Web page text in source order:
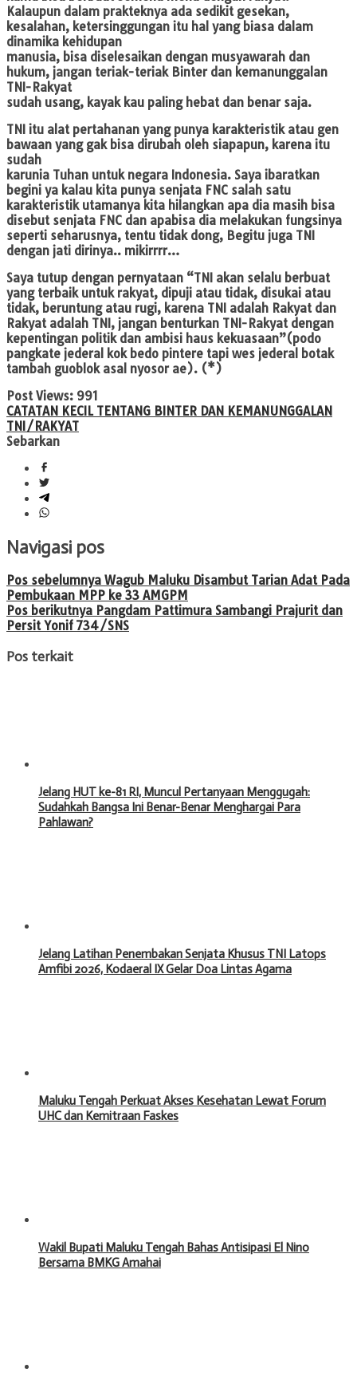
Kalaupun dalam prakteknya ada sedikit gesekan,
kesalahan, ketersinggungan itu hal yang biasa dalam
dinamika kehidupan
manusia, bisa diselesaikan dengan musyawarah dan
hukum, jangan teriak-teriak Binter dan kemanunggalan
TNI-Rakyat
sudah usang, kayak kau paling hebat dan benar saja.
TNI itu alat pertahanan yang punya karakteristik atau gen
bawaan yang gak bisa dirubah oleh siapapun, karena itu
sudah
karunia Tuhan untuk negara Indonesia. Saya ibaratkan
begini ya kalau kita punya senjata FNC salah satu
karakteristik utamanya kita hilangkan apa dia masih bisa
disebut senjata FNC dan apabisa dia melakukan fungsinya
seperti seharusnya, tentu tidak dong, Begitu juga TNI
dengan jati dirinya.. mikirrrr…
Saya tutup dengan pernyataan “TNI akan selalu berbuat
yang terbaik untuk rakyat, dipuji atau tidak, disukai atau
tidak, beruntung atau rugi, karena TNI adalah Rakyat dan
Rakyat adalah TNI, jangan benturkan TNI-Rakyat dengan
kepentingan politik dan ambisi haus kekuasaan”(podo
pangkate jederal kok bedo pintere tapi wes jederal botak
tambah guoblok asal nyosor ae). (*)
Post Views: 991
CATATAN KECIL TENTANG BINTER DAN KEMANUNGGALAN
TNI/RAKYAT
Sebarkan
Navigasi pos
Pos sebelumnya Wagub Maluku Disambut Tarian Adat Pada
Pembukaan MPP ke 33 AMGPM
Pos berikutnya Pangdam Pattimura Sambangi Prajurit dan
Persit Yonif 734/SNS
Pos terkait
Jelang HUT ke-81 RI, Muncul Pertanyaan Menggugah:
Sudahkah Bangsa Ini Benar-Benar Menghargai Para
Pahlawan?
Jelang Latihan Penembakan Senjata Khusus TNI Latops
Amfibi 2026, Kodaeral IX Gelar Doa Lintas Agama
Maluku Tengah Perkuat Akses Kesehatan Lewat Forum
UHC dan Kemitraan Faskes
Wakil Bupati Maluku Tengah Bahas Antisipasi El Nino
Bersama BMKG Amahai